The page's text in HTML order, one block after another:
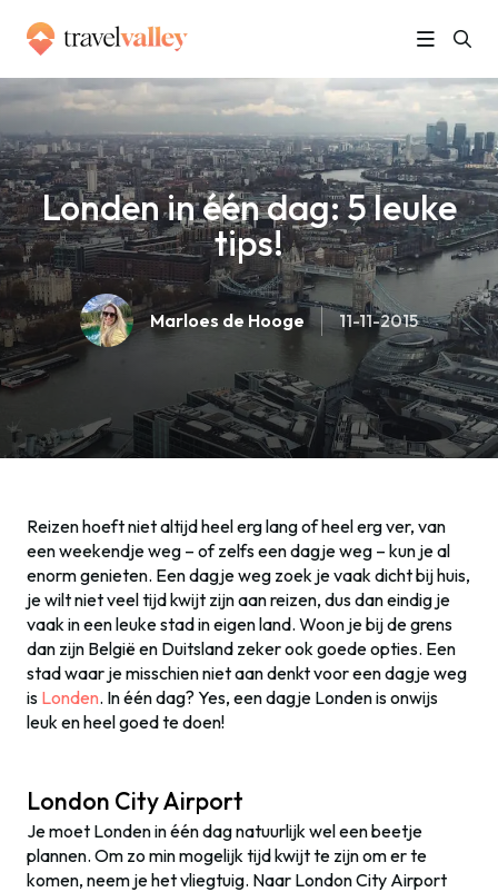
Home » Londen in één dag: 5 leuke tips!
Londen in één dag: 5 leuke
tips!
Marloes de Hooge 11-11-2015
Reizen hoeft niet altijd heel erg lang of heel erg ver, van
een weekendje weg – of zelfs een dagje weg – kun je al
enorm genieten. Een dagje weg zoek je vaak dicht bij huis,
je wilt niet veel tijd kwijt zijn aan reizen, dus dan eindig je
vaak in een leuke stad in eigen land. Woon je bij de grens
dan zijn België en Duitsland zeker ook goede opties. Een
stad waar je misschien niet aan denkt voor een dagje weg
is Londen. In één dag? Yes, een dagje Londen is onwijs
leuk en heel goed te doen!
London City Airport
Je moet Londen in één dag natuurlijk wel een beetje
plannen. Om zo min mogelijk tijd kwijt te zijn om er te
komen, neem je het vliegtuig. Naar London City Airport